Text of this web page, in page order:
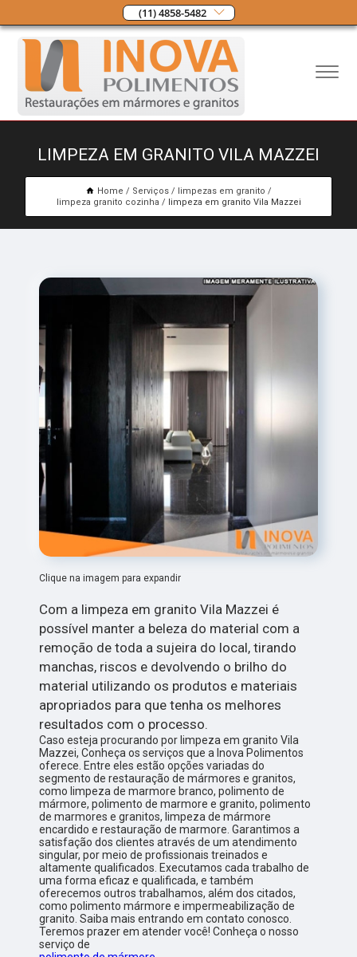
(11) 4858-5482
LIMPEZA EM GRANITO VILA MAZZEI
Home Serviços
limpezas em granito
limpeza granito cozinha
limpeza em granito Vila Mazzei
Clique na imagem para expandir
Com a limpeza em granito Vila Mazzei é
possível manter a beleza do material com a
remoção de toda a sujeira do local, tirando
manchas, riscos e devolvendo o brilho do
material utilizando os produtos e materiais
apropriados para que tenha os melhores
resultados com o processo.
Caso esteja procurando por limpeza em granito Vila
Mazzei, Conheça os serviços que a Inova Polimentos
oferece. Entre eles estão opções variadas do
segmento de restauração de mármores e granitos,
como limpeza de marmore branco, polimento de
mármore, polimento de marmore e granito, polimento
de marmores e granitos, limpeza de mármore
encardido e restauração de marmore. Garantimos a
satisfação dos clientes através de um atendimento
singular, por meio de profissionais treinados e
altamente qualificados. Executamos cada trabalho de
uma forma eficaz e qualificada, e também
oferecemos outros trabalhamos, além dos citados,
como polimento mármore e impermeabilização de
granito. Saiba mais entrando em contato conosco.
Teremos prazer em atender você! Conheça o nosso
serviço de